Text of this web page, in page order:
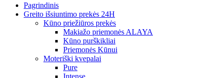
Pagrindinis
Greito išsiuntimo prekės 24H
Kūno priežiūros prekės
Makiažo priemonės ALAYA
Kūno purškikliai
Priemonės Kūnui
Moteriški kvepalai
Pure
Intense